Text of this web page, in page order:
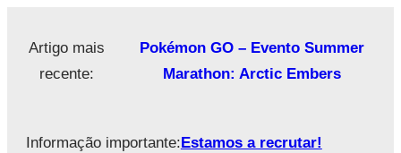
paraArtigo mais
recente:
Pokémon GO – Evento Summer
Marathon: Arctic Embers
Informação importante:Estamos a recrutar!